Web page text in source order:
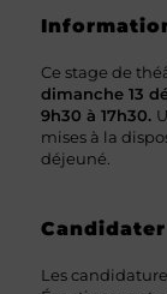
Ce stage de
dimanche 13
9h30 à 17h30.
mises à la
déjeuné.
Les